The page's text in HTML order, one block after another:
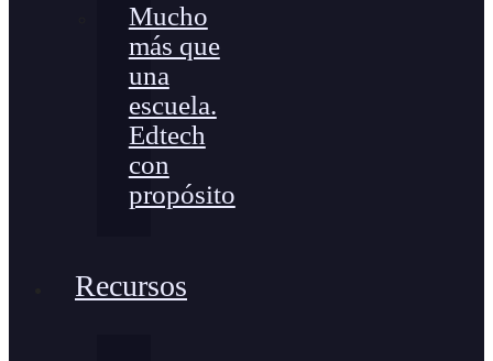
Mucho
más que
una
escuela.
Edtech
con
propósito
Recursos